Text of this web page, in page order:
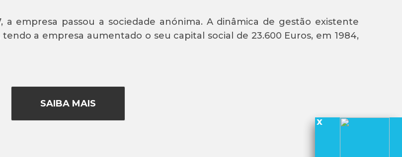
a empresa passou a sociedade anónima. A dinâmica de gestão existente
a empresa aumentado o seu capital social de 23.600 Euros, em 1984,
SAIBA MAIS
x